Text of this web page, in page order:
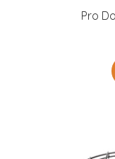
Pro